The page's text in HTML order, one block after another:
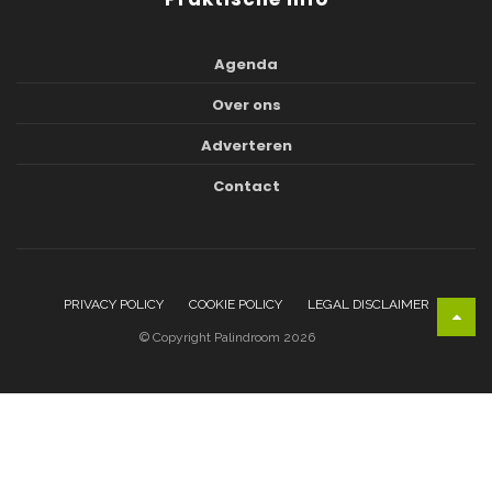
Agenda
Over ons
Adverteren
Contact
PRIVACY POLICY COOKIE POLICY LEGAL DISCLAIMER
© Copyright Palindroom 2026